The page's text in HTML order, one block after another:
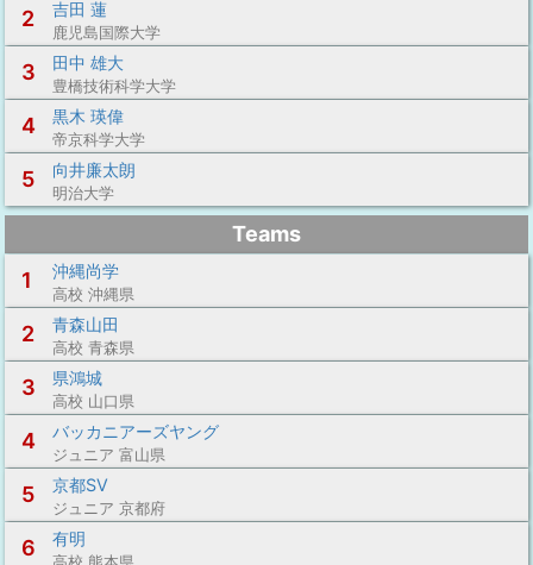
2 吉田 蓮
鹿児島国際大学
3 田中 雄大
豊橋技術科学大学
4 黒木 瑛偉
帝京科学大学
5 向井廉太朗
明治大学
Teams
1
沖縄尚学
高校 沖縄県
2 青森山田
高校 青森県
3 県鴻城
高校 山口県
4 バッカニアーズヤング
ジュニア 富山県
5 京都SV
ジュニア 京都府
6 有明